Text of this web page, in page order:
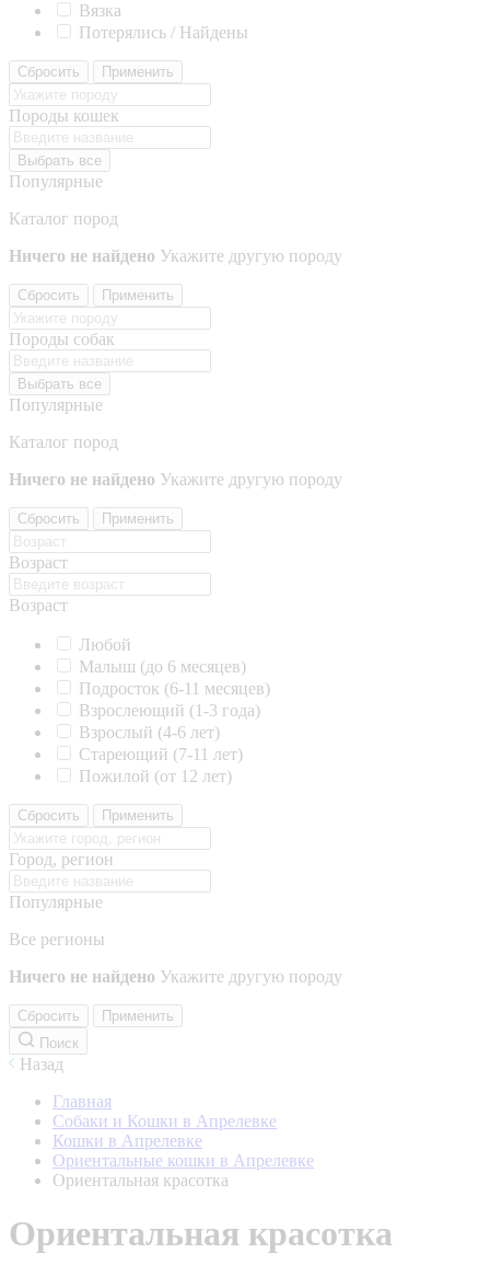
Вязка
Потерялись / Найдены
Сбросить Применить
Породы кошек
Выбрать все
Популярные
Каталог пород
Ничего не найдено Укажите другую породу
Сбросить Применить
Породы собак
Выбрать все
Популярные
Каталог пород
Ничего не найдено Укажите другую породу
Сбросить Применить
Возраст
Возраст
Любой
Малыш (до 6 месяцев)
Подросток (6-11 месяцев)
Взрослеющий (1-3 года)
Взрослый (4-6 лет)
Стареющий (7-11 лет)
Пожилой (от 12 лет)
Сбросить Применить
Город, регион
Популярные
Все регионы
Ничего не найдено Укажите другую породу
Сбросить
Применить
Поиск
Назад
Главная
Собаки и Кошки в Апрелевке
Кошки в Апрелевке
Ориентальные кошки в Апрелевке
Ориентальная красотка
Ориентальная красотка